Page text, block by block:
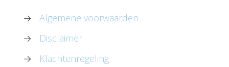
→
Algemene voorwaarden
→
Disclaimer
→
Klachtenregeling